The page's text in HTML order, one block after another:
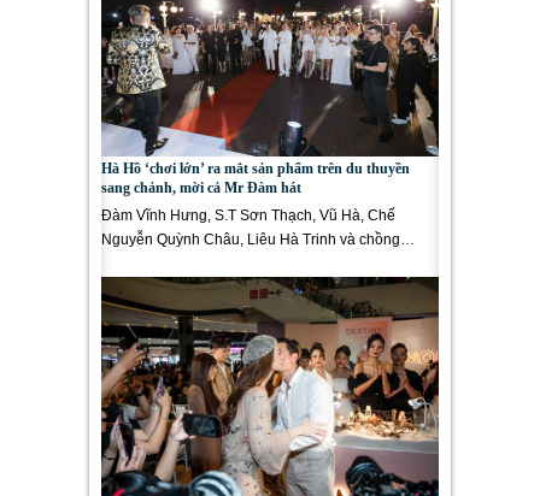
Hà Hồ ‘chơi lớn’ ra mắt sản phẩm trên du thuyền
sang chảnh, mời cả Mr Đàm hát
Đàm Vĩnh Hưng, S.T Sơn Thạch, Vũ Hà, Chế
Nguyễn Quỳnh Châu, Liêu Hà Trinh và chồng…